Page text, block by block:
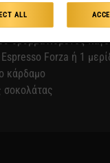
θρυμματισμένος
Forza ή 1
κάρδαμο
σοκολάτας
ALL